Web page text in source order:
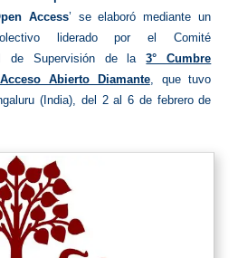
Access’ se elaboró mediante un
liderado por el Comité
de Supervisión de la3° Cumbre
Abierto Diamante, que tuvo
(India), del 2 al 6 de febrero de